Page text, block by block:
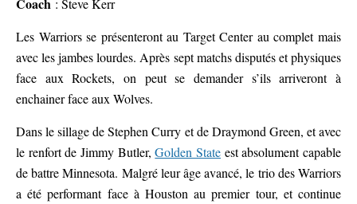
: Steve Kerr
Les Warriors se présenteront au Target Center au complet mais
avec les jambes lourdes. Après sept matchs disputés et physiques
face aux Rockets, on peut se demander s’ils arriveront à
enchainer face aux Wolves.
Dans le sillage de Stephen Curry et de Draymond Green, et avec
le renfort de Jimmy Butler,Golden State est absolument capable
de battre Minnesota. Malgré leur âge avancé, le trio des Warriors
a été performant face à Houston au premier tour, et continue